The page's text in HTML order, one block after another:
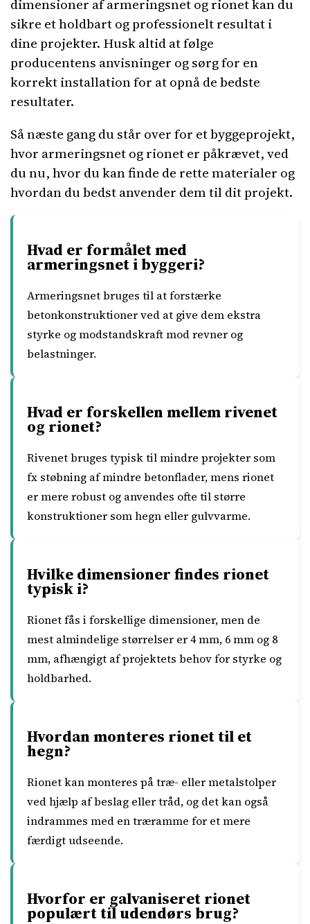
dimensioner af armeringsnet og rionet kan du
sikre et holdbart og professionelt resultat i
dine projekter. Husk altid at følge
producentens anvisninger og sørg for en
korrekt installation for at opnå de bedste
resultater.
Så næste gang du står over for et byggeprojekt,
hvor armeringsnet og rionet er påkrævet, ved
du nu, hvor du kan finde de rette materialer og
hvordan du bedst anvender dem til dit projekt.
Hvad er formålet med
armeringsnet i byggeri?
Armeringsnet bruges til at forstærke
betonkonstruktioner ved at give dem ekstra
styrke og modstandskraft mod revner og
belastninger.
Hvad er forskellen mellem rivenet
og rionet?
Rivenet bruges typisk til mindre projekter som
fx støbning af mindre betonflader, mens rionet
er mere robust og anvendes ofte til større
konstruktioner som hegn eller gulvvarme.
Hvilke dimensioner findes rionet
typisk i?
Rionet fås i forskellige dimensioner, men de
mest almindelige størrelser er 4 mm, 6 mm og 8
mm, afhængigt af projektets behov for styrke og
holdbarhed.
Hvordan monteres rionet til et
hegn?
Rionet kan monteres på træ- eller metalstolper
ved hjælp af beslag eller tråd, og det kan også
indrammes med en træramme for et mere
færdigt udseende.
Hvorfor er galvaniseret rionet
populært til udendørs brug?